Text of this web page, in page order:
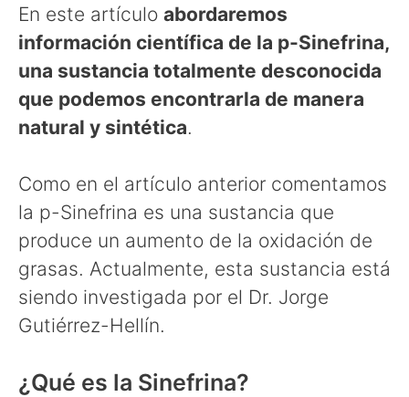
En este artículo abordaremos
información científica de la p-Sinefrina,
una sustancia totalmente desconocida
que podemos encontrarla de manera
natural y sintética.
Como en el artículo anterior comentamos
la p-Sinefrina es una sustancia que
produce un aumento de la oxidación de
grasas. Actualmente, esta sustancia está
siendo investigada por el Dr. Jorge
Gutiérrez-Hellín.
¿Qué es la Sinefrina?